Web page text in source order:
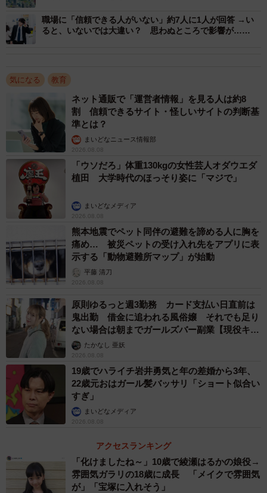
た。特に「何のために勉強しているのかわからない」とい
った目的の不明瞭さを抱える小学生はわずか6.2％で、多く
の日本の小学生が勉強の目的を把握しています。
しかし、日本でも「覚えなければいけないことが多すぎ
30.2％）では3割を超え、暗記量の負担感や勉強法に課題を
感じる傾向が示されました。
べ）
算数の勉強で抱える課題に関して、「はい」と回答した小
学4年生の割合（肯定率）と計算テストの結果から分類した
計算力層の関係を調べたところ、世界5カ国の計算力の高低
による差が最も大きかった課題は「わからない点を解消す
る方法がわからない」（計算力低位-高位の肯定率が22.7pt
差）であり、不明点の解決法を獲得していることが計算力
一方、日本においても、いずれの設問も計算力高位よりも
低位のほうが課題を感じており、世界5カ国と比べると計算
職場に「信頼できる人がいない」約7人に1人が回答 →い
ると、いないでは大違い？ 思わぬところで影響が……
気になる 教育
ネット通販で「運営者情報」を見る人は約8
割 信頼できるサイト・怪しいサイトの判断基
準とは？
まいどなニュース情報部
2026.08.08
「ウソだろ」体重130kgの女性芸人オダウエダ
植田 大学時代のほっそり姿に「マジで」
まいどなメディア
2026.08.08
熊本地震でペット同伴の避難を諦める人に胸を
痛め… 被災ペットの受け入れ先をアプリに表
示する「動物避難所マップ」が始動
平藤 清刀
2026.08.08
原則ゆるっと週3勤務 カード支払い日直前は
鬼出勤 借金に追われる風俗嬢 それでも足り
ない場合は朝までガールズバー副業【現役キャ
ストに取材】
たかなし 亜妖
2026.08.08
19歳でハライチ岩井勇気と年の差婚から3年、
22歳元おはガール髪バッサリ「ショート似合い
すぎ」
まいどなメディア
2026.08.08
アクセスランキング
「化けましたね～」10歳で綾瀬はるかの娘役→
雰囲気ガラリの18歳に成長 「メイクで雰囲気
が」「宝塚に入れそう」